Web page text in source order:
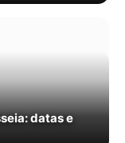
datas e